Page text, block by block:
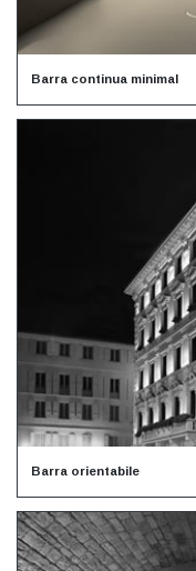
Barra continua minimal
Barra orientabile